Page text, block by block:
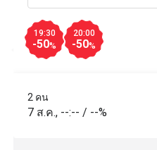
19:30
-50%
20:00
-50%
2 คน
7 ส.ค., --:-- / --%